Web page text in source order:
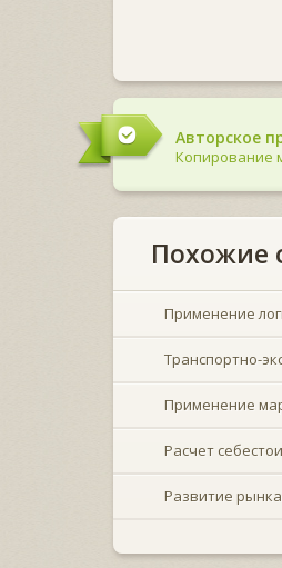
Авторское
Копирование
Похожие
Применение
Транспортно-
Применение
Расчет
Развитие рынка